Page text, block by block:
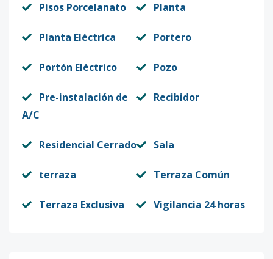
Pisos Porcelanato Planta
Planta Eléctrica Portero
Portón Eléctrico Pozo
Pre-instalación de
A/C
Recibidor
Residencial Cerrado Sala
terraza Terraza Común
Terraza Exclusiva Vigilancia 24 horas